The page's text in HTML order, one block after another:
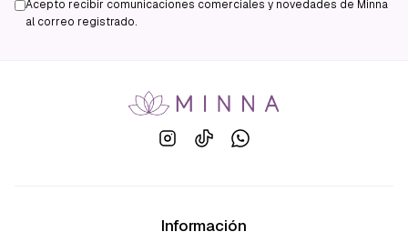
Acepto recibir comunicaciones comerciales y novedades de Minna
al correo registrado.
Información